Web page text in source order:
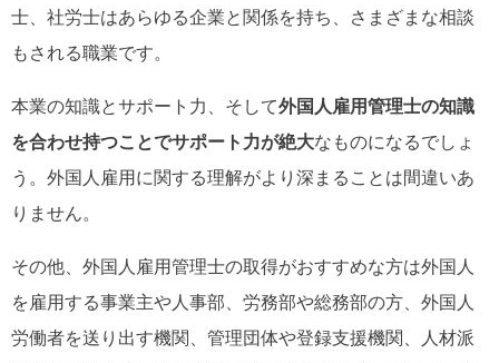
士、社労士はあらゆる企業と関係を持ち、さまざまな相談
もされる職業です。
本業の知識とサポート力、そして外国人雇用管理士の知識
を合わせ持つことでサポート力が絶大なものになるでしょ
う。外国人雇用に関する理解がより深まることは間違いあ
りません。
その他、外国人雇用管理士の取得がおすすめな方は外国人
を雇用する事業主や人事部、労務部や総務部の方、外国人
労働者を送り出す機関、管理団体や登録支援機関、人材派